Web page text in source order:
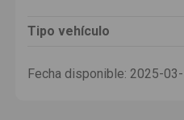
Tipo vehículo
Fecha disponible: 2025-